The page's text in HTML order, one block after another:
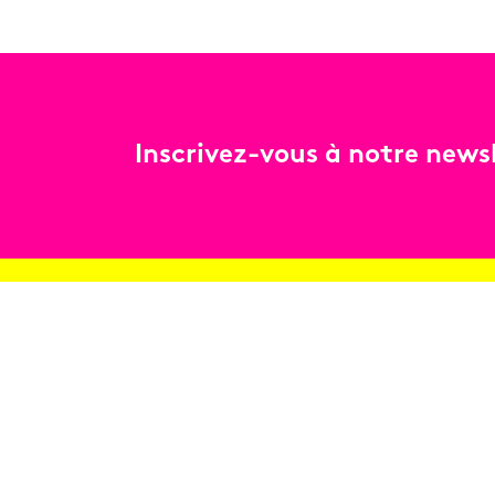
Inscrivez-vous à notre